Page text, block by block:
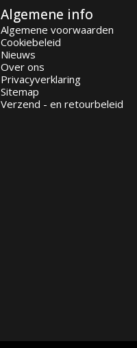
Algemene info
Algemene voorwaarden
Cookiebeleid
Nieuws
Over ons
Privacyverklaring
Sitemap
Verzend - en retourbeleid